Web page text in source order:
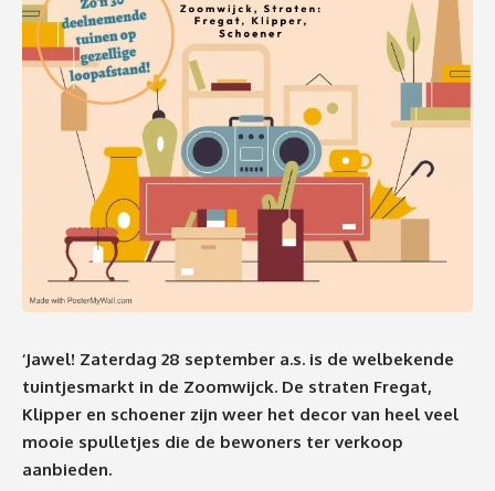
‘Jawel! Zaterdag 28 september a.s. is de welbekende
tuintjesmarkt in de Zoomwijck. De straten Fregat,
Klipper en schoener zijn weer het decor van heel veel
mooie spulletjes die de bewoners ter verkoop
aanbieden.